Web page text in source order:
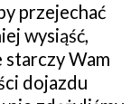
przejechać
wysiąść,
starczy Wam
dojazdu